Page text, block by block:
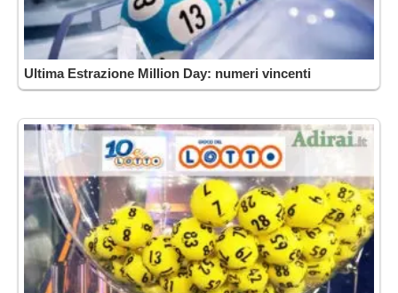
Ultima Estrazione Million Day: numeri vincenti